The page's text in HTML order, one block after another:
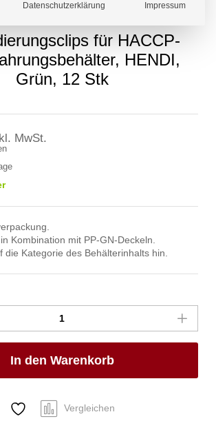
für HACCP-
HENDI,
Grün, 12 Stk
MwSt.
Kombination mit PP-GN-Deckeln.
die Kategorie des Behälterinhalts hin.
In den Warenkorb
Vergleichen
Datenschutzerklärung Impressum